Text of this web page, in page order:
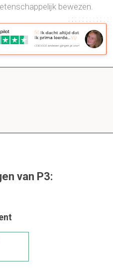
bewezen.
van P3: